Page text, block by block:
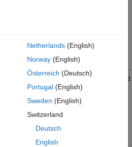
Toolbox™ software installed,
if at least one of the structures
method is supported by System objects.
for that design method are supported
Netherlands(English)
Norway(English)
Österreich (Deutsch)
Portugal(English)
Sweden (English)
Switzerland
Deutsch
English